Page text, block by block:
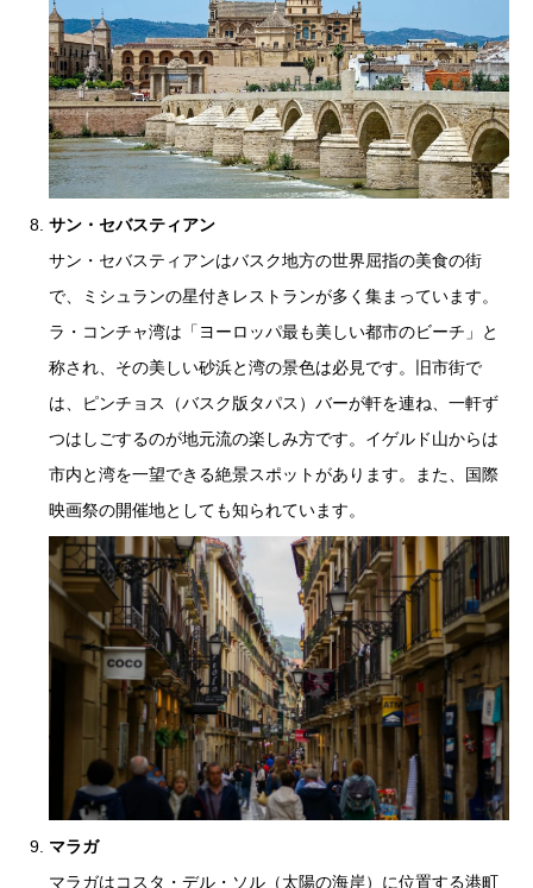
サン・セバスティアン
サン・セバスティアンはバスク地方の世界屈指の美食の街
で、ミシュランの星付きレストランが多く集まっています。
ラ・コンチャ湾は「ヨーロッパ最も美しい都市のビーチ」と
称され、その美しい砂浜と湾の景色は必見です。旧市街で
は、ピンチョス（バスク版タパス）バーが軒を連ね、一軒ず
つはしごするのが地元流の楽しみ方です。イゲルド山からは
市内と湾を一望できる絶景スポットがあります。また、国際
映画祭の開催地としても知られています。
マラガ
マラガはコスタ・デル・ソル（太陽の海岸）に位置する港町